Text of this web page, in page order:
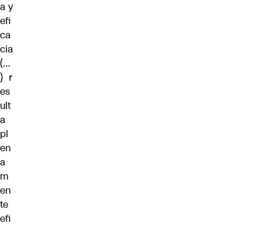
a y
efi
ca
cia
(…
) r
es
ult
a
pl
en
a
m
en
te
efi